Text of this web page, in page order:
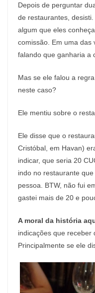
Depois de perguntar
de restaurantes,
algum que eles
comissão. Em uma das
falando que ganharia a
Mas se ele falou a
neste caso?
Ele mentiu sobre o
Ele disse que o
Cristóbal, em Havan)
indicar, que seria 20
indo no restaurante
pessoa. BTW, não fui
gastei mais de 20 e
A moral da história
indicações que receber
Principalmente se ele